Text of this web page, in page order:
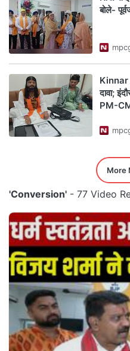
बोले-
Kinnar
दावा;
PM-
More
'Conversion' - 77 Video